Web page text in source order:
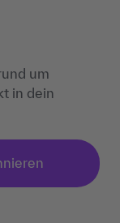
um
in dein